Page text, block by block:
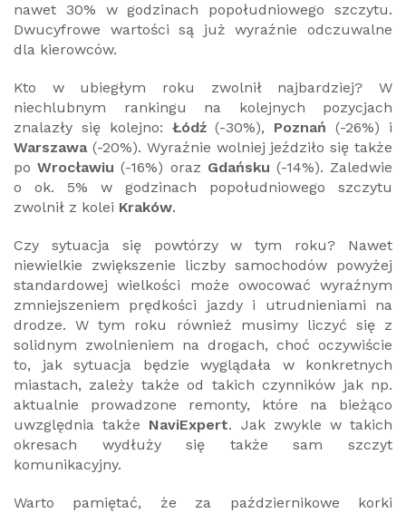
nawet 30% w godzinach popołudniowego szczytu.
Dwucyfrowe wartości są już wyraźnie odczuwalne
dla kierowców.
Kto w ubiegłym roku zwolnił najbardziej? W
niechlubnym rankingu na kolejnych pozycjach
znalazły się kolejno: Łódź(-30%), Poznań (-26%) i
Warszawa(-20%). Wyraźnie wolniej jeździło się także
poWrocławiu (-16%) oraz Gdańsku (-14%). Zaledwie
o ok. 5% w godzinach popołudniowego szczytu
zwolnił z kolei Kraków.
Czy sytuacja się powtórzy w tym roku? Nawet
niewielkie zwiększenie liczby samochodów powyżej
standardowej wielkości może owocować wyraźnym
zmniejszeniem prędkości jazdy i utrudnieniami na
drodze. W tym roku również musimy liczyć się z
solidnym zwolnieniem na drogach, choć oczywiście
to, jak sytuacja będzie wyglądała w konkretnych
miastach, zależy także od takich czynników jak np.
aktualnie prowadzone remonty, które na bieżąco
uwzględnia także NaviExpert. Jak zwykle w takich
okresach wydłuży się także sam szczyt
komunikacyjny.
Warto pamiętać, że za październikowe korki